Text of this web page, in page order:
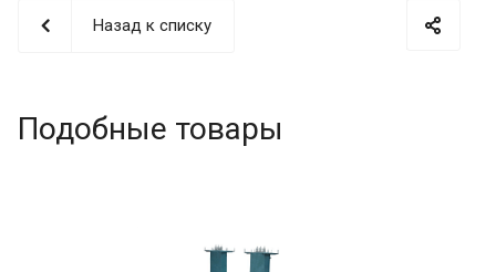
Назад к списку
Подобные товары